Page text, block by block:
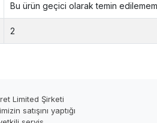
Bu ürün geçici olarak temin
2
Limited Şirketi
satışını yaptığı